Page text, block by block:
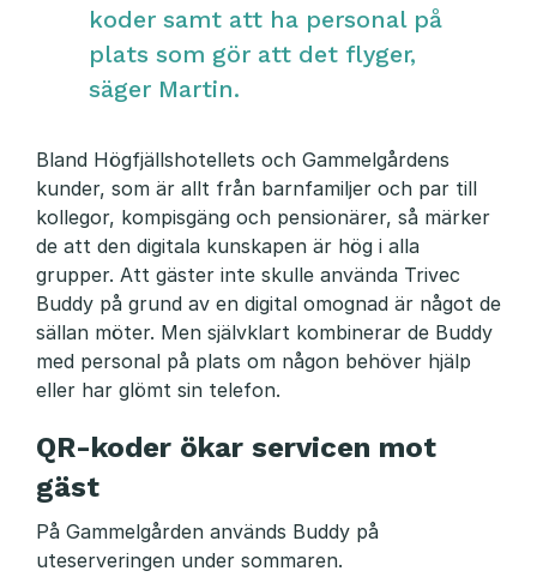
koder samt att ha personal på
plats som gör att det flyger,
säger Martin.
Bland Högfjällshotellets och Gammelgårdens
kunder, som är allt från barnfamiljer och par till
kollegor, kompisgäng och pensionärer, så märker
de att den digitala kunskapen är hög i alla
grupper. Att gäster inte skulle använda Trivec
Buddy på grund av en digital omognad är något de
sällan möter. Men självklart kombinerar de Buddy
med personal på plats om någon behöver hjälp
eller har glömt sin telefon.
QR-koder ökar servicen mot
gäst
På Gammelgården används Buddy på
uteserveringen under sommaren.